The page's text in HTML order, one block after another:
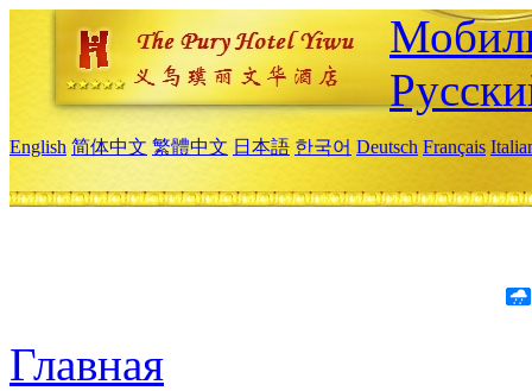
English 简体中文 繁體中文 日本語 한국어 Deutsch Français
Главная